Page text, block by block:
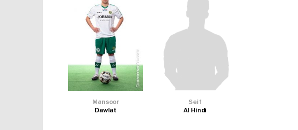
Mansoor
Dawlat
Seif
Al Hindi